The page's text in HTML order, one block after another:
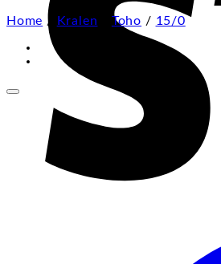
Home / Kralen Toho / 15/0